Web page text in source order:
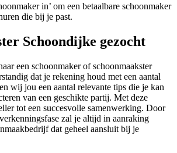
in’ om een betaalbare schoonmaker
die bij je past.
Schoondijke gezocht
een schoonmaker of schoonmaakster
dat je rekening houd met een aantal
wij jou een aantal relevante tips die je kan
van een geschikte partij. Met deze
tot een succesvolle samenwerking. Door
zal je altijd in aanraking
dat geheel aansluit bij je